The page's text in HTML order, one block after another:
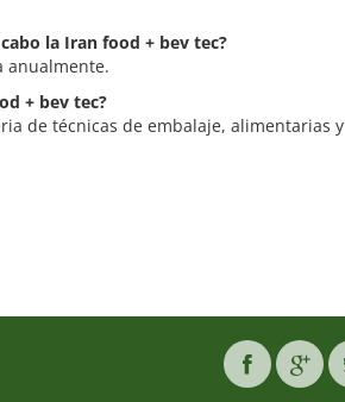
la Iran food + bev tec?
anualmente.
+ bev tec?
de técnicas de embalaje, alimentarias y